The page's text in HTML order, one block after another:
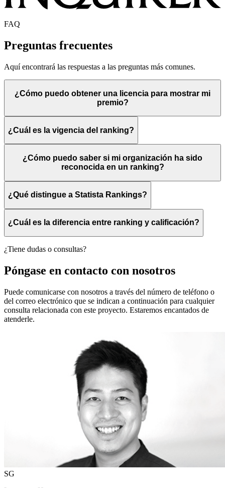
FAQ
Preguntas frecuentes
Aquí encontrará las respuestas a las preguntas más comunes.
¿Cómo puedo obtener una licencia para mostrar mi
premio?
¿Cuál es la vigencia del ranking?
¿Cómo puedo saber si mi organización ha sido
reconocida en un ranking?
¿Qué distingue a Statista Rankings?
¿Cuál es la diferencia entre ranking y calificación?
¿Tiene dudas o consultas?
Póngase en contacto con nosotros
Puede comunicarse con nosotros a través del número de teléfono o
del correo electrónico que se indican a continuación para cualquier
consulta relacionada con este proyecto. Estaremos encantados de
atenderle.
SG